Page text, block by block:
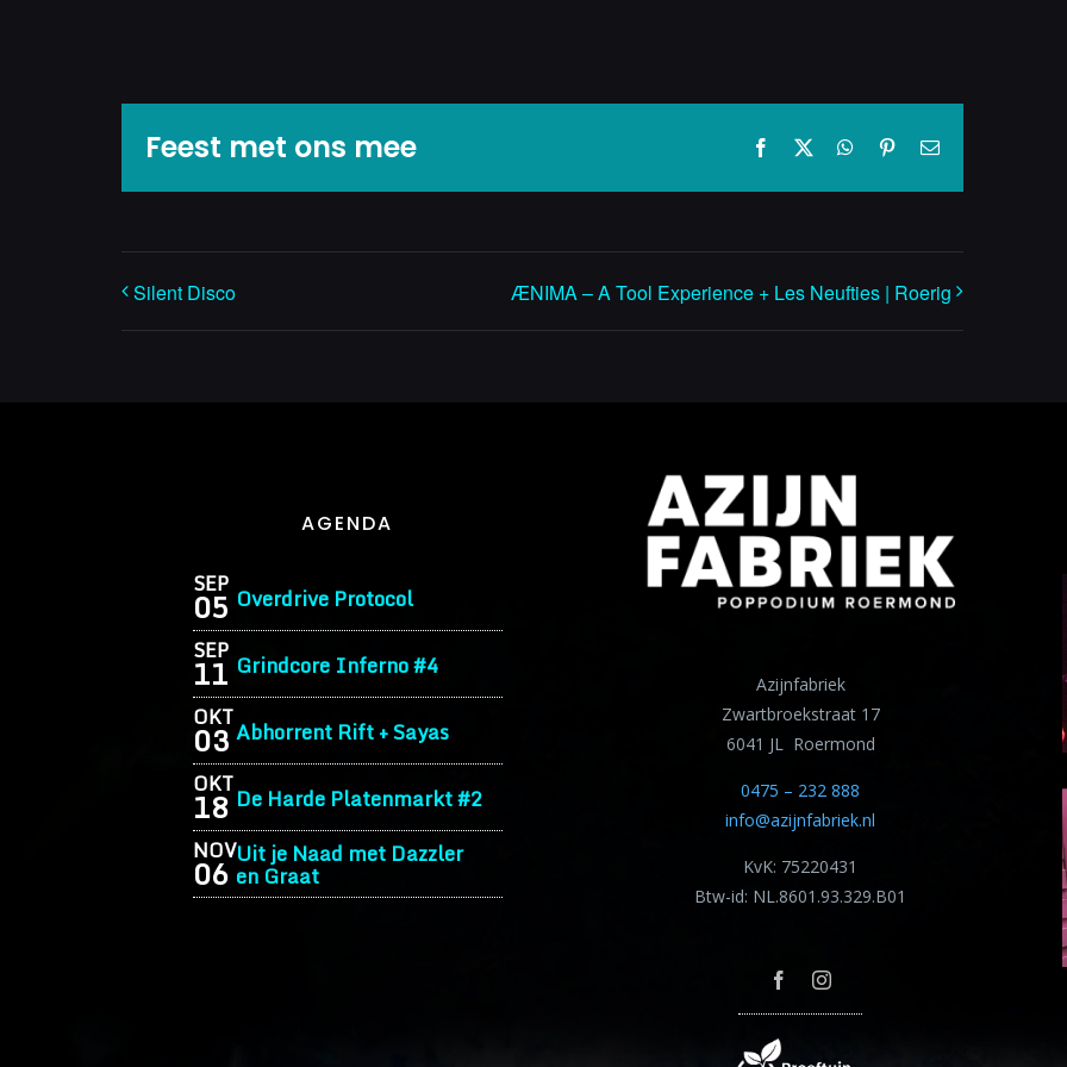
Feest met ons mee Facebook
X WhatsApp
Pinterest
E-
Silent Disco ÆNIMA – A Tool Experience + Les Neufties | Roerig
AGENDA
SEP
05 Overdrive Protocol
SEP
11 Grindcore Inferno #4
OKT
03 Abhorrent Rift + Sayas
OKT
18 De Harde Platenmarkt #2
NOV
06 Uit je Naad met Dazzler
en Graat
Azijnfabriek
Zwartbroekstraat 17
6041 JL Roermond
0475 – 232 888
info@azijnfabriek.nl
KvK: 75220431
Btw-id: NL.8601.93.329.B01